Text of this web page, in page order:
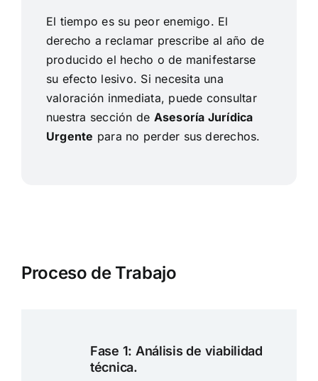
El tiempo es su peor enemigo. El
derecho a reclamar prescribe al año de
producido el hecho o de manifestarse
su efecto lesivo. Si necesita una
valoración inmediata, puede consultar
nuestra sección de Asesoría Jurídica
Urgente para no perder sus derechos.
Proceso de Trabajo
Fase 1: Análisis de viabilidad
técnica.